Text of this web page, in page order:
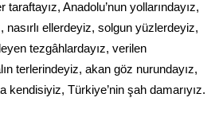
Anadolu’nun yollarındayız,
nasırlı ellerdeyiz, solgun yüzlerdeyiz,
tezgâhlardayız, verilen
terlerindeyiz, akan göz nurundayız,
kendisiyiz, Türkiye’nin şah damarıyız.